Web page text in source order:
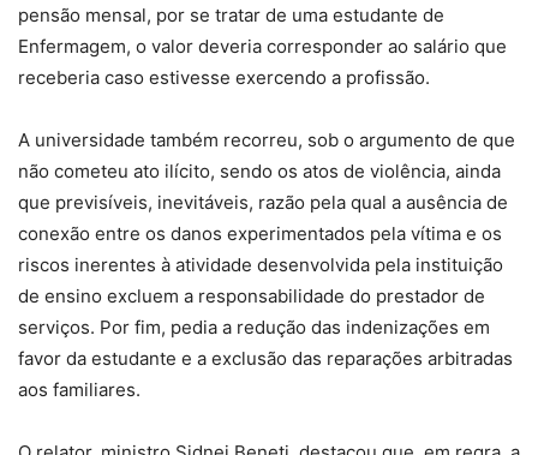
pensão mensal, por se tratar de uma estudante de
Enfermagem, o valor deveria corresponder ao salário que
receberia caso estivesse exercendo a profissão.
A universidade também recorreu, sob o argumento de que
não cometeu ato ilícito, sendo os atos de violência, ainda
que previsíveis, inevitáveis, razão pela qual a ausência de
conexão entre os danos experimentados pela vítima e os
riscos inerentes à atividade desenvolvida pela instituição
de ensino excluem a responsabilidade do prestador de
serviços. Por fim, pedia a redução das indenizações em
favor da estudante e a exclusão das reparações arbitradas
aos familiares.